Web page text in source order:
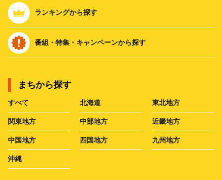
ランキングから探す
番組・特集・キャンペーンから探す
まちから探す
すべて 北海道 東北地方
関東地方 中部地方 近畿地方
中国地方 四国地方 九州地方
沖縄